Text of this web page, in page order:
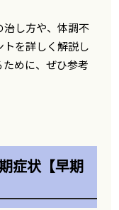
し方や、体調不
を詳しく解説し
めに、ぜひ参考
症状【早期